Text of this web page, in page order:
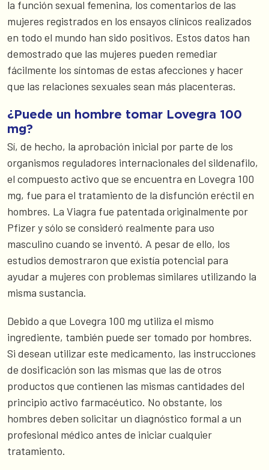
la función sexual femenina, los comentarios de las
mujeres registrados en los ensayos clínicos realizados
en todo el mundo han sido positivos. Estos datos han
demostrado que las mujeres pueden remediar
fácilmente los síntomas de estas afecciones y hacer
que las relaciones sexuales sean más placenteras.
¿Puede un hombre tomar Lovegra 100
mg?
Sí, de hecho, la aprobación inicial por parte de los
organismos reguladores internacionales del sildenafilo,
el compuesto activo que se encuentra en Lovegra 100
mg, fue para el tratamiento de la disfunción eréctil en
hombres. La Viagra fue patentada originalmente por
Pfizer y sólo se consideró realmente para uso
masculino cuando se inventó. A pesar de ello, los
estudios demostraron que existía potencial para
ayudar a mujeres con problemas similares utilizando la
misma sustancia.
Debido a que Lovegra 100 mg utiliza el mismo
ingrediente, también puede ser tomado por hombres.
Si desean utilizar este medicamento, las instrucciones
de dosificación son las mismas que las de otros
productos que contienen las mismas cantidades del
principio activo farmacéutico. No obstante, los
hombres deben solicitar un diagnóstico formal a un
profesional médico antes de iniciar cualquier
tratamiento.